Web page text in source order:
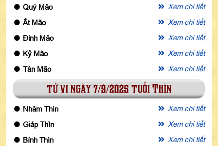
Quý Mão
Xem chi tiết
Ất Mão
Xem chi tiết
Đinh Mão
Xem chi tiết
Kỷ Mão
Xem chi tiết
Tân Mão
Xem chi tiết
tử vi ngày 7/9/2025 tuổi Thìn
Nhâm Thìn
Xem chi tiết
Giáp Thìn
Xem chi tiết
Bính Thìn
Xem chi tiết